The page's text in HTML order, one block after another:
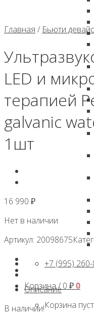
+7 (995)
Корзина /0 ₽0
Корзина
Главная / Бьюти
LED и
терапией
galvanic
1шт
16 990 ₽
Нет в наличии
Артикул: 20098675
Описание
В наличии!